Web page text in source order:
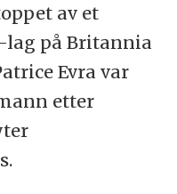
av et
på Britannia
Evra var
etter